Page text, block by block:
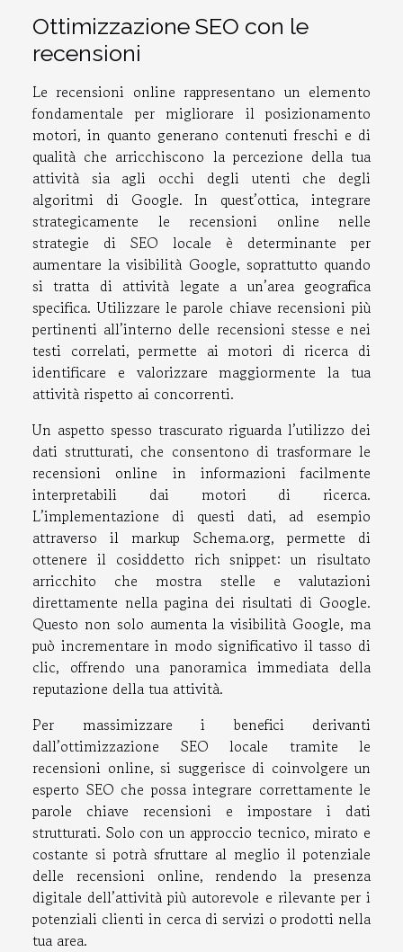
Ottimizzazione SEO con le
recensioni
Le recensioni online rappresentano un elemento
fondamentale per migliorare il posizionamento
motori, in quanto generano contenuti freschi e di
qualità che arricchiscono la percezione della tua
attività sia agli occhi degli utenti che degli
algoritmi di Google. In quest’ottica, integrare
strategicamente le recensioni online nelle
strategie di SEO locale è determinante per
aumentare la visibilità Google, soprattutto quando
si tratta di attività legate a un’area geografica
specifica. Utilizzare le parole chiave recensioni più
pertinenti all’interno delle recensioni stesse e nei
testi correlati, permette ai motori di ricerca di
identificare e valorizzare maggiormente la tua
attività rispetto ai concorrenti.
Un aspetto spesso trascurato riguarda l’utilizzo dei
dati strutturati, che consentono di trasformare le
recensioni online in informazioni facilmente
interpretabili dai motori di ricerca.
L’implementazione di questi dati, ad esempio
attraverso il markup Schema.org, permette di
ottenere il cosiddetto rich snippet: un risultato
arricchito che mostra stelle e valutazioni
direttamente nella pagina dei risultati di Google.
Questo non solo aumenta la visibilità Google, ma
può incrementare in modo significativo il tasso di
clic, offrendo una panoramica immediata della
reputazione della tua attività.
Per massimizzare i benefici derivanti
dall’ottimizzazione SEO locale tramite le
recensioni online, si suggerisce di coinvolgere un
esperto SEO che possa integrare correttamente le
parole chiave recensioni e impostare i dati
strutturati. Solo con un approccio tecnico, mirato e
costante si potrà sfruttare al meglio il potenziale
delle recensioni online, rendendo la presenza
digitale dell’attività più autorevole e rilevante per i
potenziali clienti in cerca di servizi o prodotti nella
tua area.